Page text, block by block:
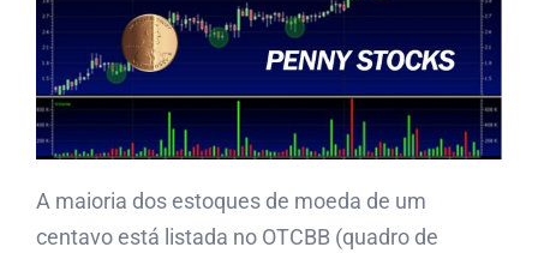
A maioria dos estoques de moeda de um
centavo está listada no OTCBB (quadro de